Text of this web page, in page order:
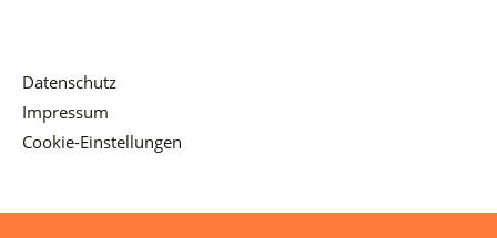
Datenschutz
Impressum
Cookie-Einstellungen